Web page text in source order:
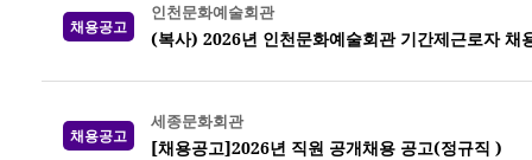
채용공고
인천문화예술회관
(복사) 2026년 인천문화예술회관 기간제근로자 채
채용공고
세종문화회관
[채용공고]2026년 직원 공개채용 공고(정규직 )